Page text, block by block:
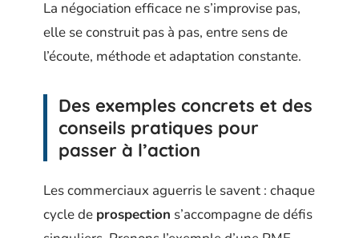
La négociation efficace ne s’improvise pas,
elle se construit pas à pas, entre sens de
l’écoute, méthode et adaptation constante.
Des exemples concrets et des
conseils pratiques pour
passer à l’action
Les commerciaux aguerris le savent : chaque
cycle de prospection s’accompagne de défis